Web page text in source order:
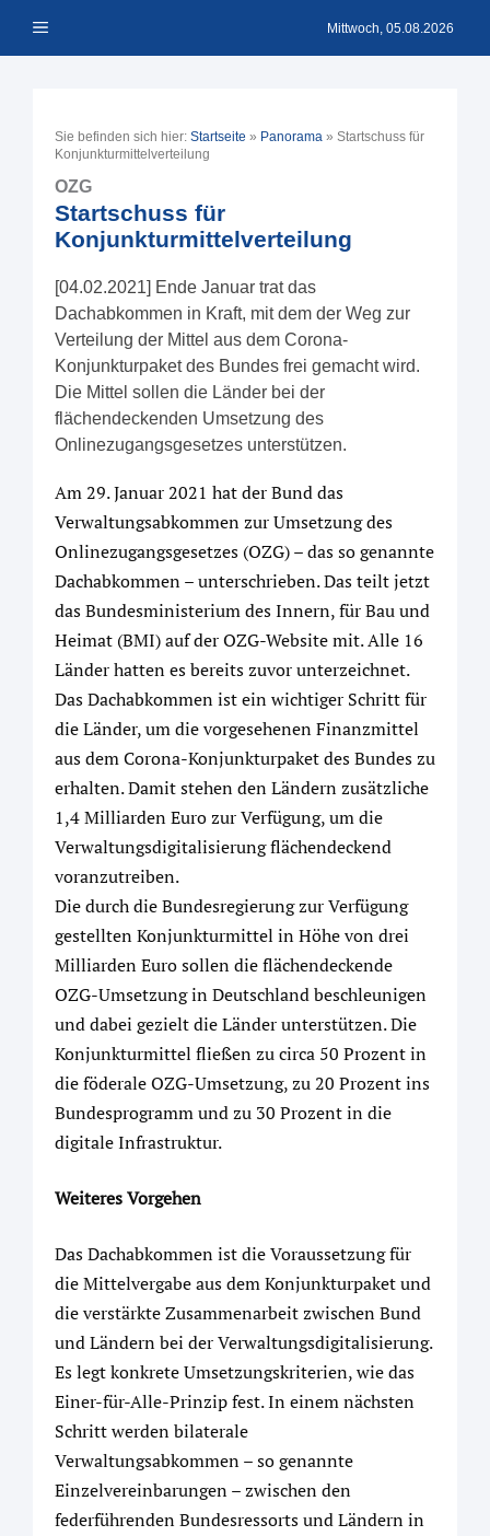
Inhalt Menü Mittwoch, 05.08.2026
Sie befinden sich hier: Startseite » Panorama » Startschuss für
Konjunkturmittelverteilung
OZG
Startschuss für
Konjunkturmittelverteilung
[04.02.2021] Ende Januar trat das
Dachabkommen in Kraft, mit dem der Weg zur
Verteilung der Mittel aus dem Corona-
Konjunkturpaket des Bundes frei gemacht wird.
Die Mittel sollen die Länder bei der
flächendeckenden Umsetzung des
Onlinezugangsgesetzes unterstützen.
Am 29. Januar 2021 hat der Bund das
Verwaltungsabkommen zur Umsetzung des
Onlinezugangsgesetzes (OZG) – das so genannte
Dachabkommen – unterschrieben. Das teilt jetzt
das Bundesministerium des Innern, für Bau und
Heimat (BMI) auf der OZG-Website mit. Alle 16
Länder hatten es bereits zuvor unterzeichnet.
Das Dachabkommen ist ein wichtiger Schritt für
die Länder, um die vorgesehenen Finanzmittel
aus dem Corona-Konjunkturpaket des Bundes zu
erhalten. Damit stehen den Ländern zusätzliche
1,4 Milliarden Euro zur Verfügung, um die
Verwaltungsdigitalisierung flächendeckend
voranzutreiben.
Die durch die Bundesregierung zur Verfügung
gestellten Konjunkturmittel in Höhe von drei
Milliarden Euro sollen die flächendeckende
OZG-Umsetzung in Deutschland beschleunigen
und dabei gezielt die Länder unterstützen. Die
Konjunkturmittel fließen zu circa 50 Prozent in
die föderale OZG-Umsetzung, zu 20 Prozent ins
Bundesprogramm und zu 30 Prozent in die
digitale Infrastruktur.
Weiteres Vorgehen
Das Dachabkommen ist die Voraussetzung für
die Mittelvergabe aus dem Konjunkturpaket und
die verstärkte Zusammenarbeit zwischen Bund
und Ländern bei der Verwaltungsdigitalisierung.
Es legt konkrete Umsetzungskriterien, wie das
Einer-für-Alle-Prinzip fest. In einem nächsten
Schritt werden bilaterale
Verwaltungsabkommen – so genannte
Einzelvereinbarungen – zwischen den
federführenden Bundesressorts und Ländern in